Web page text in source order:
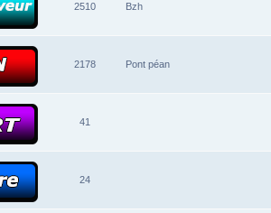
2510
Bzh
2178
Pont péan
41
24